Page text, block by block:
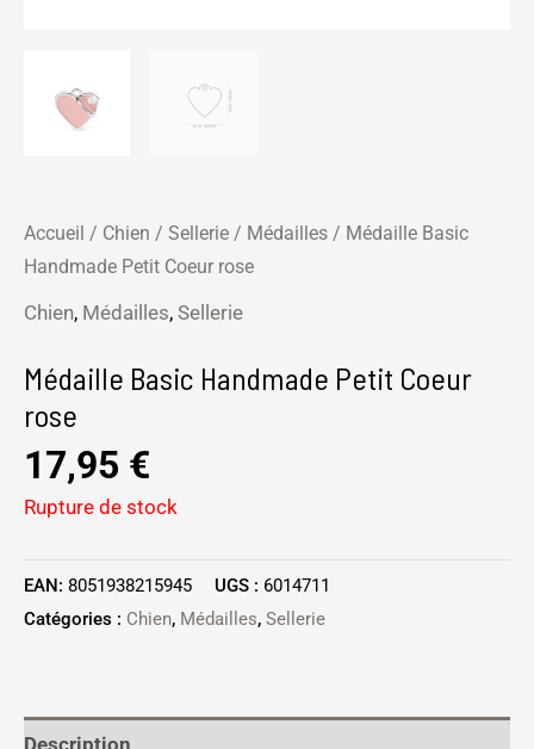
Accueil / Chien / Sellerie / Médailles / Médaille Basic
Handmade Petit Coeur rose
Chien, Médailles, Sellerie
Médaille Basic Handmade Petit Coeur
rose
17,95 €
Rupture de stock
EAN: 8051938215945 UGS : 6014711
Catégories : Chien, Médailles, Sellerie
Description